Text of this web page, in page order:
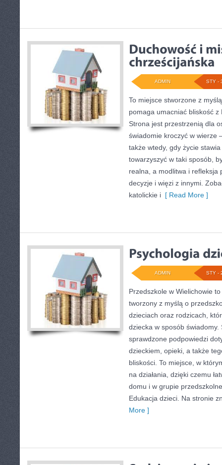
STY -
ADMIN
To miejsce stworzone z
pomaga umacniać bliskość z
Strona jest przestrzenią dla
świadomie kroczyć w wierze
także wtedy, gdy życie
towarzyszyć w taki sposób,
realna, a modlitwa i refleksja
decyzje i więzi z innymi.
katolickie i [ Read More ]
STY -
ADMIN
Przedszkole w Wielichowie
tworzony z myślą o
dzieciach oraz rodzicach,
dziecka w sposób świadomy.
sprawdzone podpowiedzi
dzieckiem, opieki, a także
bliskości. To miejsce, w
na działania, dzięki czemu
domu i w grupie
Edukacja dzieci. Na stronie
More ]